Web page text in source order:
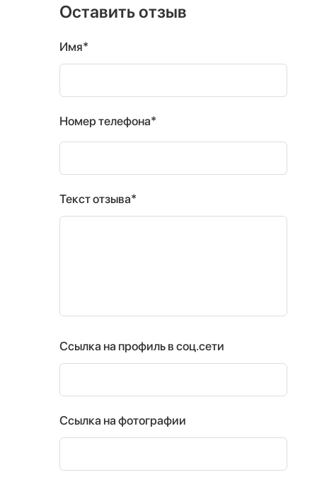
Оставить отзыв
Имя*
Номер телефона*
Текст отзыва*
Ссылка на профиль в соц.сети
Ссылка на фотографии